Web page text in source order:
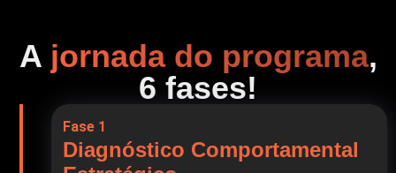
A jornada do programa,
6 fases!
Fase 1
Diagnóstico Comportamental